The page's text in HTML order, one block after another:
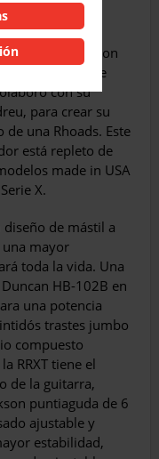
el thrash con
sonido groove
con su
para crear su
una Rhoads. Este
está repleto de
made in USA
X.
de mástil a
una mayor
toda la vida. Una
HB-102B en
una potencia
trastes jumbo
compuesto
RRXT tiene el
de la guitarra,
puntiaguda de 6
ajustable y
estabilidad,